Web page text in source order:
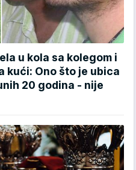
u kola sa kolegom i
kući: Ono što je ubica
20 godina - nije